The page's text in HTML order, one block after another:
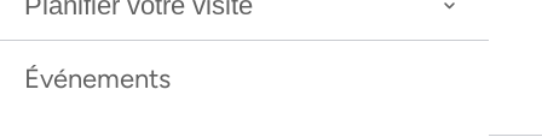
Meilleure vente
Gommage douche à l’argousier Farfalla
Meilleure vente
Gommage douche à l’argousier Farfalla
Meilleure vente
Événements